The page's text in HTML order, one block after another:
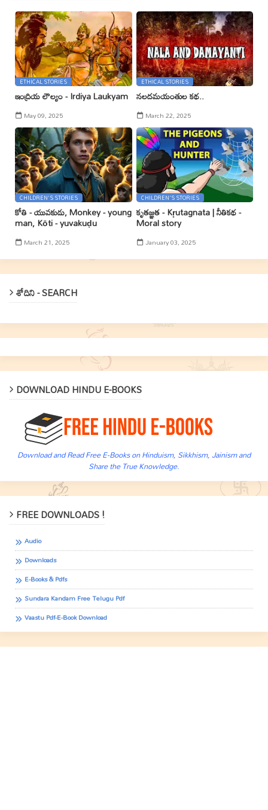
ETHICAL STORIES
ఇంద్రియ లౌల్యం - Irdiya Laukyam
May 09, 2025
ETHICAL STORIES
నలదమయంతుల కథ..
March 22, 2025
CHILDREN'S STORIES
కోతి - యువకుడు, Monkey - young
man, Kōti - yuvakuḍu
March 21, 2025
CHILDREN'S STORIES
కృతజ్ఞత - Kr̥utagnata | నీతికథ -
Moral story
January 03, 2025
శోదిని - SEARCH
DOWNLOAD HINDU E-BOOKS
Download and Read Free E-Books on Hinduism, Sikkhism, Jainism and
Share the True Knowledge.
FREE DOWNLOADS !
Audio
Downloads
E-Books & Pdfs
Sundara Kandam Free Telugu Pdf
Vaastu Pdf-E-Book Download